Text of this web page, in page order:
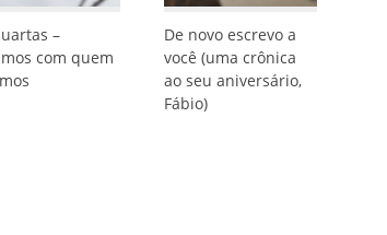
–
com quem
De novo escrevo a
você (uma crônica
ao seu aniversário,
Fábio)